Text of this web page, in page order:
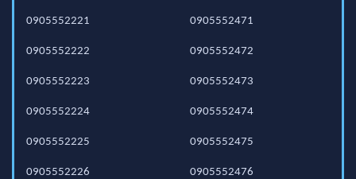
0905552221
0905552222
0905552223
0905552224
0905552225
0905552226
0905552471
0905552472
0905552473
0905552474
0905552475
0905552476